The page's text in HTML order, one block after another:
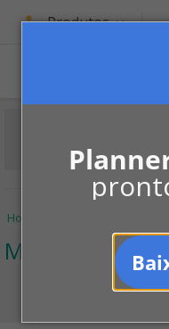
Produtos
Home
Mercado